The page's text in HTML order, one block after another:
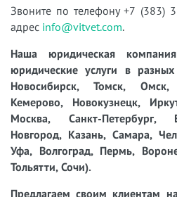
Звоните по телефону +7 (383)
адрес info@vitvet.com.
Наша юридическая
юридические услуги в
Новосибирск, Томск, Омск,
Кемерово, Новокузнецк,
Москва, Санкт-Петербург,
Новгород, Казань, Самара,
Уфа, Волгоград, Пермь,
Тольятти, Сочи).
Предлагаем своим клиентам